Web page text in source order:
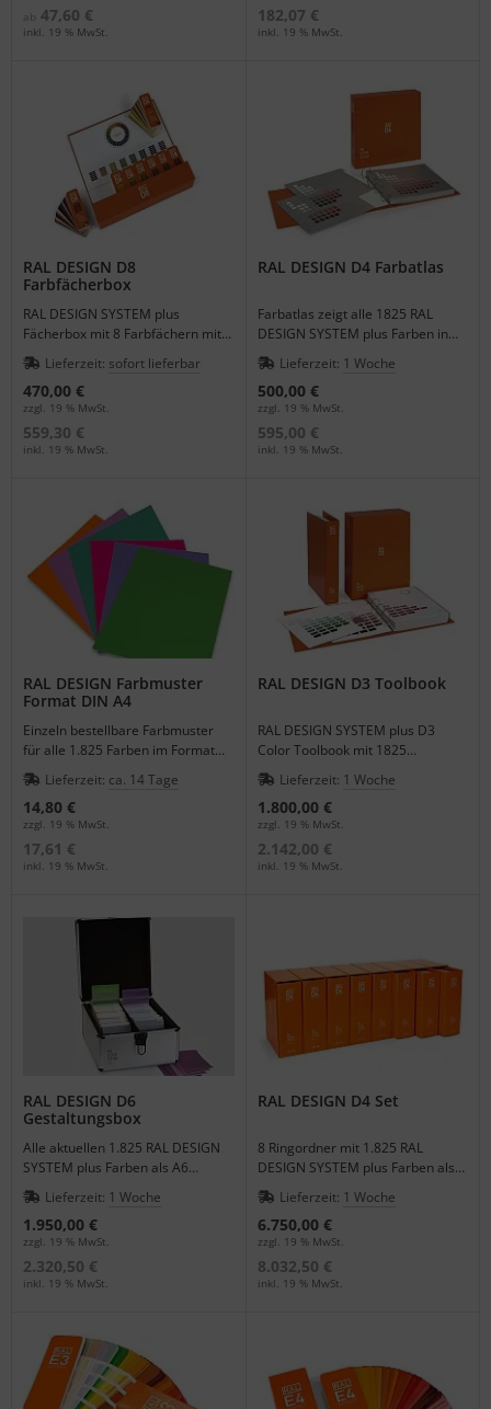
ab 47,60 €
inkl. 19 % MwSt.
182,07 €
inkl. 19 % MwSt.
RAL DESIGN D8
Farbfächerbox
RAL DESIGN SYSTEM plus
Fächerbox mit 8 Farbfächern mit
allen 1825 RAL DESIGN Farbtönen
in 3,2 cm x 10 cm.
Lieferzeit: sofort lieferbar
470,00 €
zzgl. 19 % MwSt.
559,30 €
inkl. 19 % MwSt.
RAL DESIGN D4 Farbatlas
Farbatlas zeigt alle 1825 RAL
DESIGN SYSTEM plus Farben in
übersichtlicher Darstellung auf
weißem Hintergrund, Oberflächen
halbmatt.
Lieferzeit: 1 Woche
500,00 €
zzgl. 19 % MwSt.
595,00 €
inkl. 19 % MwSt.
RAL DESIGN Farbmuster
Format DIN A4
Einzeln bestellbare Farbmuster
für alle 1.825 Farben im Format
21,0 x 29,7 cm für die großflächige
Farbabmusterung.
Lieferzeit: ca. 14 Tage
14,80 €
zzgl. 19 % MwSt.
17,61 €
inkl. 19 % MwSt.
RAL DESIGN D3 Toolbook
RAL DESIGN SYSTEM plus D3
Color Toolbook mit 1825
Standardfarben für Architekten
und Designer.
Lieferzeit: 1 Woche
1.800,00 €
zzgl. 19 % MwSt.
2.142,00 €
inkl. 19 % MwSt.
RAL DESIGN D6
Gestaltungsbox
Alle aktuellen 1.825 RAL DESIGN
SYSTEM plus Farben als A6
Einzelfarbmuster in einer Box für
einfachen Transport.
Lieferzeit: 1 Woche
1.950,00 €
zzgl. 19 % MwSt.
2.320,50 €
inkl. 19 % MwSt.
RAL DESIGN D4 Set
8 Ringordner mit 1.825 RAL
DESIGN SYSTEM plus Farben als
Einzelfarbmuster im Format 21,0 x
29,7 cm.
Lieferzeit: 1 Woche
6.750,00 €
zzgl. 19 % MwSt.
8.032,50 €
inkl. 19 % MwSt.